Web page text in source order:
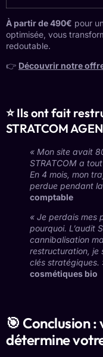
À partir de 490€ pour
optimisée, vous
redoutable.
👉 Découvrir notre
⭐ Ils ont fait
STRATCOM
« Mon site avait
STRATCOM a
En 4 mois, mon
perdue pendant
comptable
« Je perdais mes
pourquoi. L’audit
cannibalisation
restructuration, je
clés stratégiques.
cosmétiques bio
🎯 Conclusion
détermine